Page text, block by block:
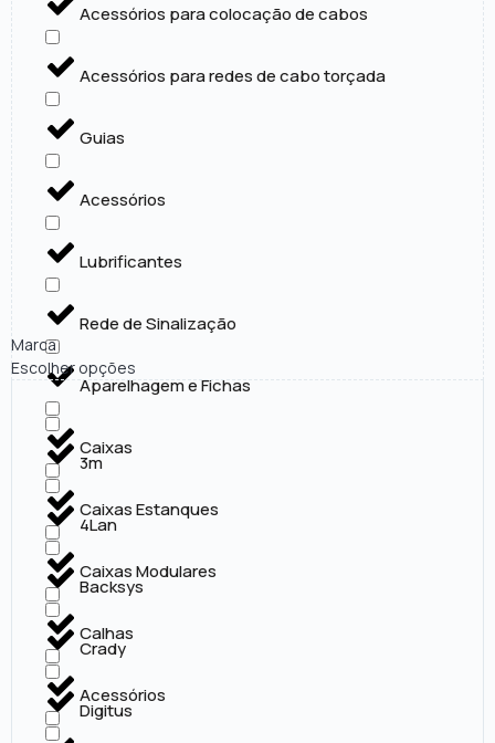
Acessórios para colocação de cabos
Acessórios para redes de cabo torçada
Guias
Acessórios
Lubrificantes
Rede de Sinalização
Aparelhagem e Fichas
Caixas
Caixas Estanques
Caixas Modulares
Calhas
Acessórios
Marca
Escolher opções
3m
4Lan
Backsys
Crady
Digitus